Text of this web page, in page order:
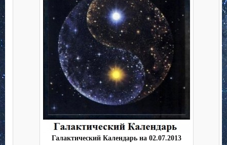
Галактический Календарь на 02.07.2013